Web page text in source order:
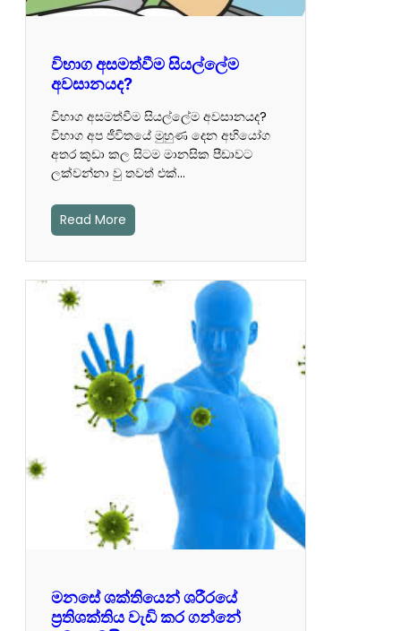
විභාග අසමත්වීම සියල්ලේම
අවසානයද?
විභාග අසමත්වීම සියල්ලේම අවසානයද?
විභාග අප ජීවිතයේ මුහුණ දෙන අභියෝග
අතර කුඩා කල සිටම මානසික පීඩාවට
ලක්වන්නා වු තවත් එක්…
Read More
මනසේ ශක්තියෙන් ශරීරයේ
ප්‍රතිශක්තිය වැඩි කර ගන්නේ